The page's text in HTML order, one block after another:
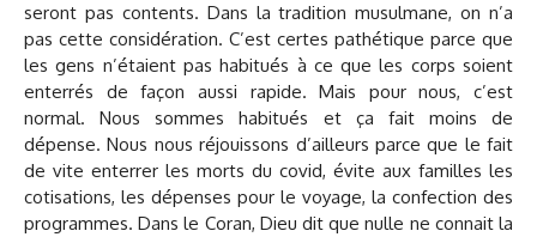
seront pas contents. Dans la tradition musulmane, on n’a
pas cette considération. C’est certes pathétique parce que
les gens n’étaient pas habitués à ce que les corps soient
enterrés de façon aussi rapide. Mais pour nous, c’est
normal. Nous sommes habitués et ça fait moins de
dépense. Nous nous réjouissons d’ailleurs parce que le fait
de vite enterrer les morts du covid, évite aux familles les
cotisations, les dépenses pour le voyage, la confection des
programmes. Dans le Coran, Dieu dit que nulle ne connait la